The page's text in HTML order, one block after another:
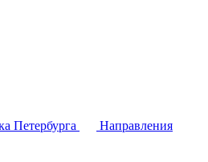
Направления